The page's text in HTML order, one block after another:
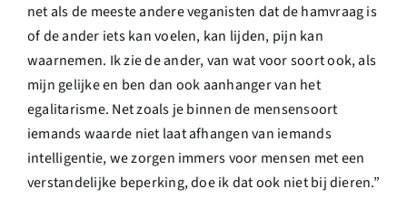
net als de meeste andere veganisten dat de hamvraag is
of de ander iets kan voelen, kan lijden, pijn kan
waarnemen. Ik zie de ander, van wat voor soort ook, als
mijn gelijke en ben dan ook aanhanger van het
egalitarisme. Net zoals je binnen de mensensoort
iemands waarde niet laat afhangen van iemands
intelligentie, we zorgen immers voor mensen met een
verstandelijke beperking, doe ik dat ook niet bij dieren.”